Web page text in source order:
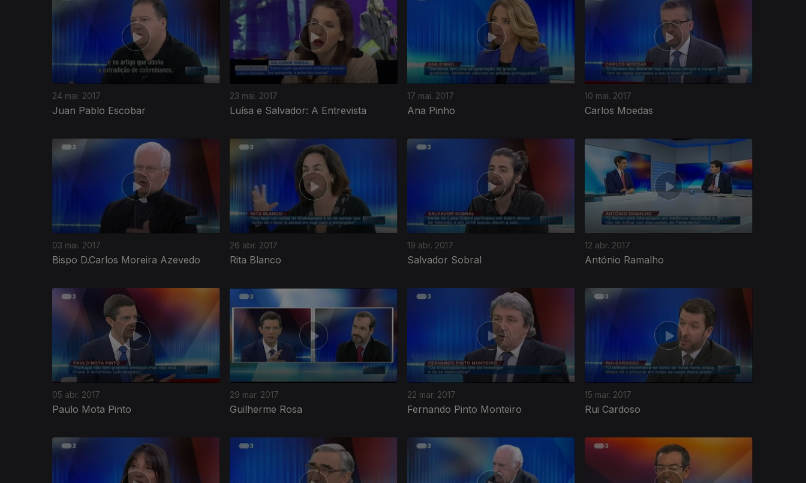
24 mai. 2017
Juan Pablo Escobar
23 mai. 2017
Luísa e Salvador: A Entrevista
17 mai. 2017
Ana Pinho
10 mai. 2017
Carlos Moedas
03 mai. 2017
Bispo D.Carlos Moreira Azevedo
26 abr. 2017
Rita Blanco
19 abr. 2017
Salvador Sobral
12 abr. 2017
António Ramalho
283655
05 abr. 2017
Paulo Mota Pinto
29 mar. 2017
Guilherme Rosa
22 mar. 2017
Fernando Pinto Monteiro
15 mar. 2017
Rui Cardoso